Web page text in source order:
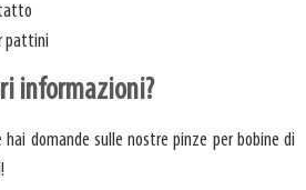
pattini
informazioni?
domande sulle nostre pinze per bobine di